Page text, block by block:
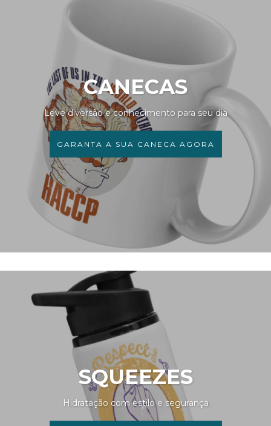
CANECAS
Leve diversão e conhecimento para seu dia
GARANTA A SUA CANECA AGORA
SQUEEZES
Hidratação com estilo e segurança